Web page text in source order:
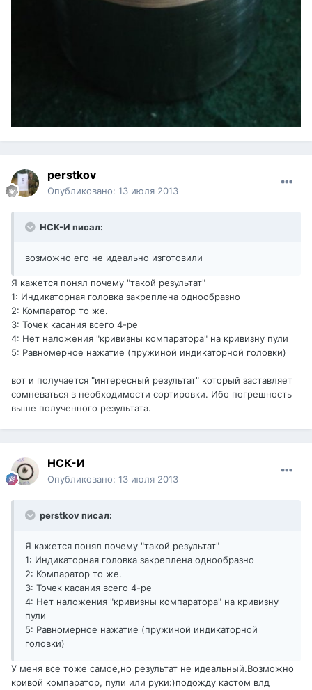
perstkov
Опубликовано: 13 июля 2013
НСК-И писал:
возможно его не идеально изготовили
Я кажется понял почему "такой результат"
1: Индикаторная головка закреплена однообразно
2: Компаратор то же.
3: Точек касания всего 4-ре
4: Нет наложения "кривизны компаратора" на кривизну пули
5: Равномерное нажатие (пружиной индикаторной головки)
вот и получается "интересный результат" который заставляет
сомневаться в необходимости сортировки. Ибо погрешность
выше полученного результата.
НСК-И
Опубликовано: 13 июля 2013
perstkov писал:
Я кажется понял почему "такой результат"
1: Индикаторная головка закреплена однообразно
2: Компаратор то же.
3: Точек касания всего 4-ре
4: Нет наложения "кривизны компаратора" на кривизну
пули
5: Равномерное нажатие (пружиной индикаторной
головки)
У меня все тоже самое,но результат не идеальный.Возможно
кривой компаратор, пули или руки:)подожду кастом влд